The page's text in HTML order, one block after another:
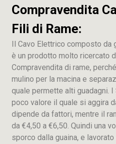
Compravendita
Fili di Rame:
Il Cavo Elettrico composto da
è un prodotto molto ricercato
Compravendita di rame,
mulino per la macina e
quale permette alti guadagni.
poco valore il quale si aggira
dipende da fattori, mentre il
da €4,50 a €6,50. Quindi una
sporco dalla guaina, e